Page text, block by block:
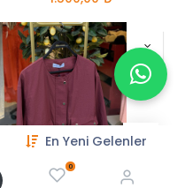
En Yeni Gelenler
0